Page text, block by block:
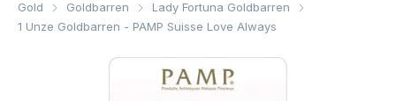
Gold Goldbarren
Lady Fortuna Goldbarren
1 Unze Goldbarren - PAMP Suisse Love Always